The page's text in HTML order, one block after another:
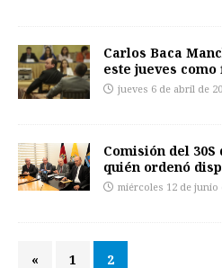
Carlos Baca
este jueves como
jueves 6 de abril de
Comisión del
quién ordenó
miércoles 12 de junio
« 1 2